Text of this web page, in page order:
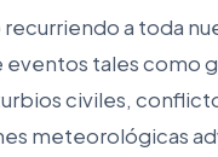
a toda
tales como
civiles,
meteorológicas